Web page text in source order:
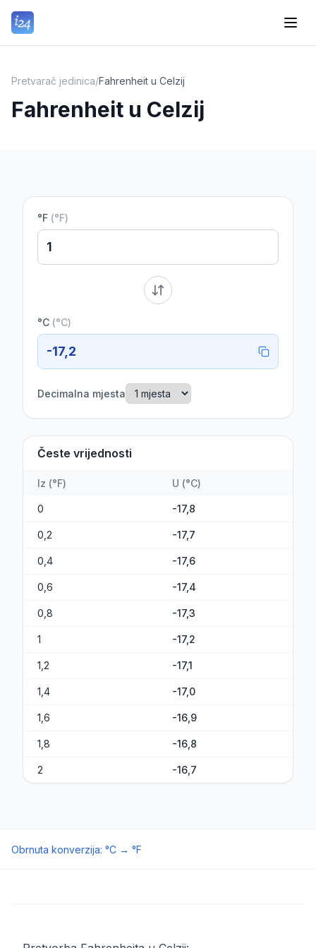
Pretvarač jedinica/Fahrenheit u Celzij
Fahrenheit u Celzij
°F (°F)
°C (°C)
-17,2
Decimalna mjesta
Česte vrijednosti
Iz (°F) U (°C)
0 -17,8
0,2 -17,7
0,4 -17,6
0,6 -17,4
0,8 -17,3
1 -17,2
1,2 -17,1
1,4 -17,0
1,6 -16,9
1,8 -16,8
2 -16,7
Obrnuta konverzija: °C → °F